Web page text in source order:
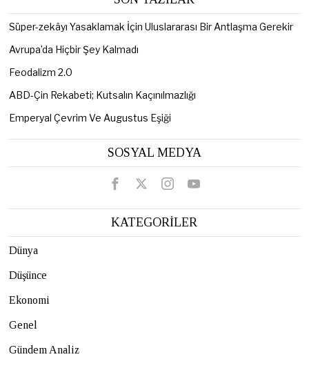
Süper-zekâyı Yasaklamak İçin Uluslararası Bir Antlaşma Gerekir
Avrupa’da Hiçbir Şey Kalmadı
Feodalizm 2.0
ABD-Çin Rekabeti; Kutsalın Kaçınılmazlığı
Emperyal Çevrim Ve Augustus Eşiği
SOSYAL MEDYA
KATEGORİLER
Dünya
Düşünce
Ekonomi
Genel
Gündem Analiz